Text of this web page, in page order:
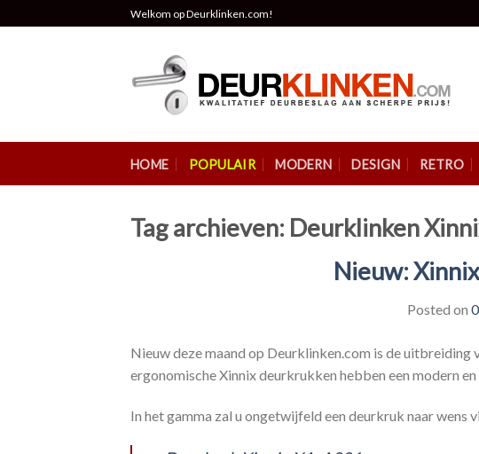
to
Welkom op Deurklinken.com!
HOME POPULAIR MODERN DESIGN RETRO
Tag archieven: Deurklinken
Nieuw:
Posted on
Nieuw deze maand op Deurklinken.com is de
ergonomische Xinnix deurkrukken hebben een modern
In het gamma zal u ongetwijfeld een deurkruk naar wens